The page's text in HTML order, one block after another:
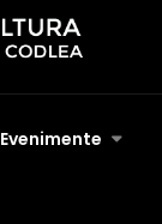
Evenimente